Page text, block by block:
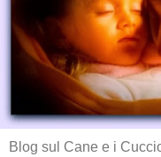
Blog sul Cane e i